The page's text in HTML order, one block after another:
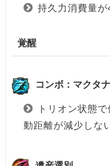
持久力消費量
覚醒
コンボ：マクタ
トリオン状態
動距離が減少しな